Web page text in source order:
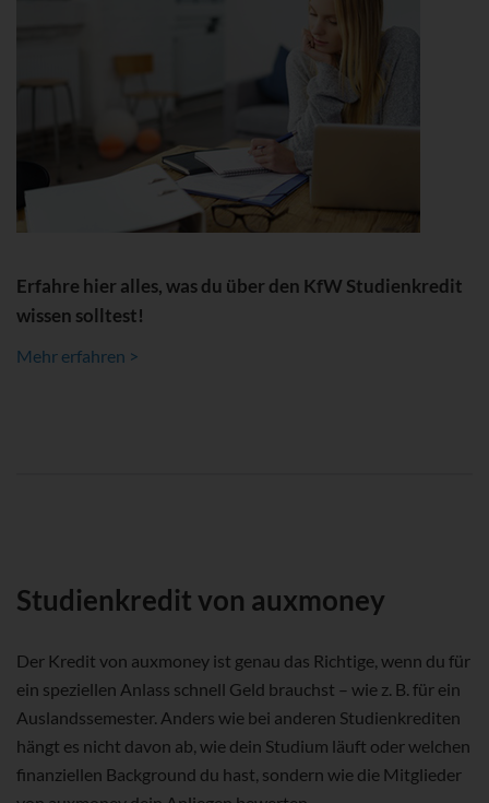
Erfahre hier alles, was du über den KfW Studienkredit
wissen solltest!
Mehr erfahren >
Studienkredit von auxmoney
Der Kredit von auxmoney ist genau das Richtige, wenn du für
ein speziellen Anlass schnell Geld brauchst – wie z. B. für ein
Auslandssemester. Anders wie bei anderen Studienkrediten
hängt es nicht davon ab, wie dein Studium läuft oder welchen
finanziellen Background du hast, sondern wie die Mitglieder